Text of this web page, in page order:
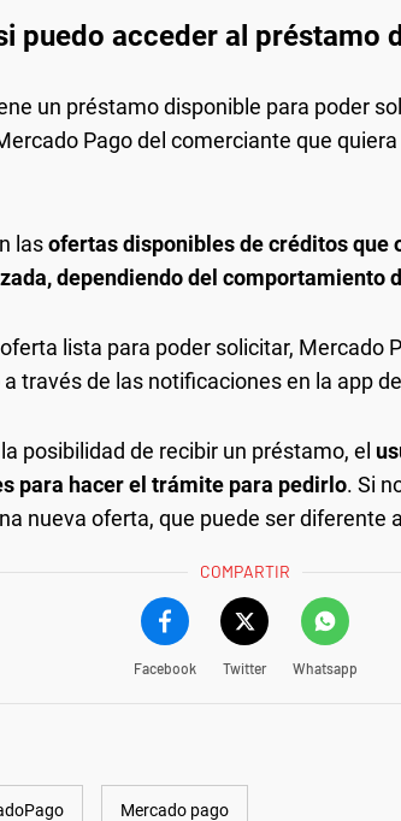
puedo acceder al préstamo
un préstamo disponible para poder
Pago del comerciante que
lasofertas disponibles de créditos que
dependiendo del comportamiento
lista para poder solicitar, Mercado
través de las notificaciones en la app
posibilidad de recibir un préstamo, el
para hacer el trámite para pedirlo. Si
nueva oferta, que puede ser diferente
COMPARTIR
Facebook Twitter Whatsapp
Mercado pago